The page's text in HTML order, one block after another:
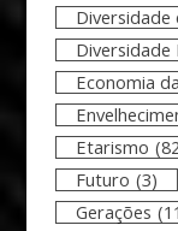
Diversidade
Diversidade
Economia
Etarismo
Futuro (3)
Gerações